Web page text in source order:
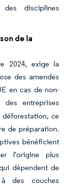
disciplines
de la
2024, exige la
des amendes
en cas de non-
des entreprises
ce
de préparation.
bénéficient
l'origine plus
dépendent de
des couches